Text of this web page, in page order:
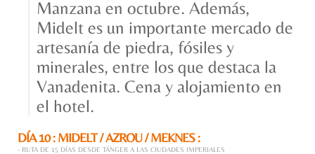
Manzana en octubre. Además,
Midelt es un importante mercado de
artesanía de piedra, fósiles y
minerales, entre los que destaca la
Vanadenita. Cena y alojamiento en
el hotel.
DÍA 10 : MIDELT / AZROU / MEKNES :
- RUTA DE 15 DÍAS DESDE TÁNGER A LAS CIUDADES IMPERIALES